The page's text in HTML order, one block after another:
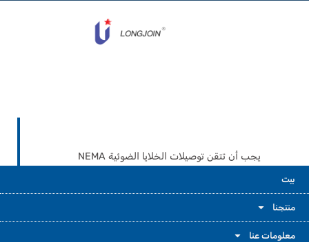
بيت
منتجنا
معلومات عنا
يجب أن تتقن توصيلات الخلايا الضوئية NEMA
كل نظام واستخدمت هذه النصائح من الخبراء،
يمكنك تجنب أخطاء الإعداد المعتادة. ستوفر تكاليف
الصيانة وستضمن عمل إضاءتك بكفاءة عالية منذ